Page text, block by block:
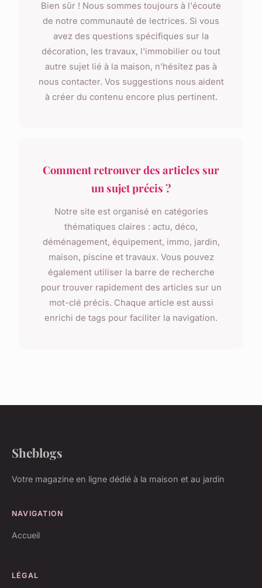
Bien sûr ! Nous sommes toujours à l'écoute
de notre communauté de lectrices. Si vous
avez des questions spécifiques sur la
décoration, les travaux, l'immobilier ou tout
autre sujet lié à la maison, n'hésitez pas à
nous contacter. Vos suggestions nous aident
à créer du contenu encore plus pertinent.
Comment retrouver des articles sur
un sujet précis ?
Notre site est organisé en catégories
thématiques claires : actu, déco,
déménagement, équipement, immo, jardin,
maison, piscine et travaux. Vous pouvez
également utiliser la barre de recherche
pour trouver rapidement des articles sur un
mot-clé précis. Chaque article est aussi
enrichi de tags pour faciliter la navigation.
Sheblogs
Votre magazine en ligne dédié à la maison et au jardin
NAVIGATION
Accueil
LÉGAL